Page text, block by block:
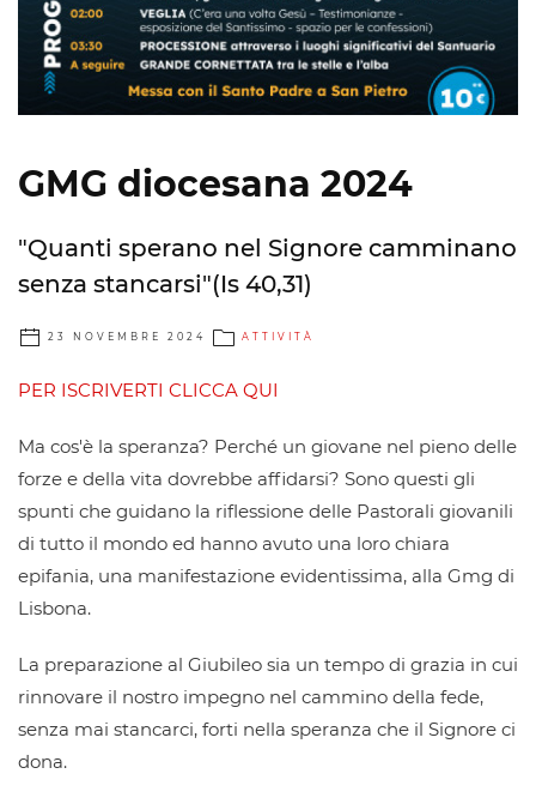
GMG diocesana 2024
"Quanti sperano nel Signore camminano
senza stancarsi"(Is 40,31)
23 NOVEMBRE 2024 ATTIVITÀ
PER ISCRIVERTI CLICCA QUI
Ma cos'è la speranza? Perché un giovane nel pieno delle
forze e della vita dovrebbe affidarsi? Sono questi gli
spunti che guidano la riflessione delle Pastorali giovanili
di tutto il mondo ed hanno avuto una loro chiara
epifania, una manifestazione evidentissima, alla Gmg di
Lisbona.
La preparazione al Giubileo sia un tempo di grazia in cui
rinnovare il nostro impegno nel cammino della fede,
senza mai stancarci, forti nella speranza che il Signore ci
dona.